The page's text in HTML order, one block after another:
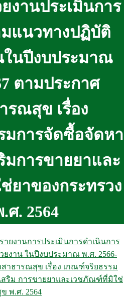
งานประเมินการ
แนวทางปฏิบัติ
นปีงบประมาณ
ตามประกาศ
รณสุข เรื่อง
มการจัดซื้อจัดหา
มการขายยาและ
าของกระทรวง
. 2564
ยงานการประเมินการดำเนินการ
งาน ในปีงบประมาณ พ.ศ. 2566-
สาธารณสุข เรื่อง เกณฑ์จริยธรรม
สริม การขายยาและเวชภัณฑ์ที่มิใช่
พ.ศ. 2564